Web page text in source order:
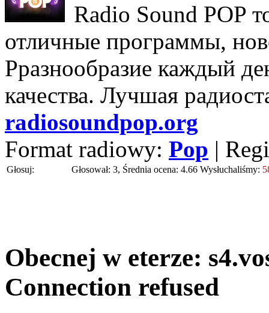
Radio Sound POP
отличные программы,
Рразнообразие каждый
качества. Лучшая
radiosoundpop.org
Format radiowy: Pop |
Głosuj: Głosował: 3, Średnia ocena: 4.66 Wysłuchaliśmy:
Obecnej w eterze:
Connection refused